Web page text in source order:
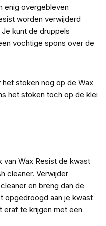
enig overgebleven
worden verwijderd
kunt de druppels
vochtige spons over de
stoken nog op de Wax
het stoken toch op de klei
van Wax Resist de kwast
cleaner. Verwijder
en breng dan de
opgedroogd aan je kwast
eraf te krijgen met een